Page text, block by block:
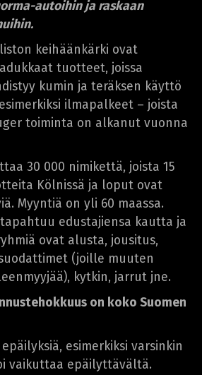
autoihin ja raskaan
keihäänkärki ovat
tuotteet, joissa
kumin ja teräksen käyttö
ilmapalkeet – joista
toiminta on alkanut vuonna
30 000 nimikettä, joista 15
Kölnissä ja loput ovat
Myyntiä on yli 60 maassa.
edustajiensa kautta ja
ovat alusta, jousitus,
(joille muuten
kytkin, jarrut jne.
on koko Suomen
esimerkiksi varsinkin
vaikuttaa epäilyttävältä.